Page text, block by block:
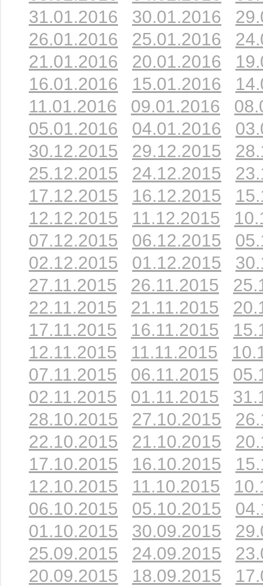
31.01.2016
30.01.2016
26.01.2016
25.01.2016
21.01.2016
20.01.2016
16.01.2016
15.01.2016
11.01.2016
09.01.2016
05.01.2016
04.01.2016
30.12.2015
29.12.2015
25.12.2015
24.12.2015
17.12.2015
16.12.2015
12.12.2015
11.12.2015
07.12.2015
06.12.2015
02.12.2015
01.12.2015
27.11.2015
26.11.2015
22.11.2015
21.11.2015
17.11.2015
16.11.2015
12.11.2015
11.11.2015
07.11.2015
06.11.2015
02.11.2015
01.11.2015
28.10.2015
27.10.2015
22.10.2015
21.10.2015
17.10.2015
16.10.2015
12.10.2015
11.10.2015
06.10.2015
05.10.2015
01.10.2015
30.09.2015
25.09.2015
24.09.2015
20.09.2015
18.09.2015